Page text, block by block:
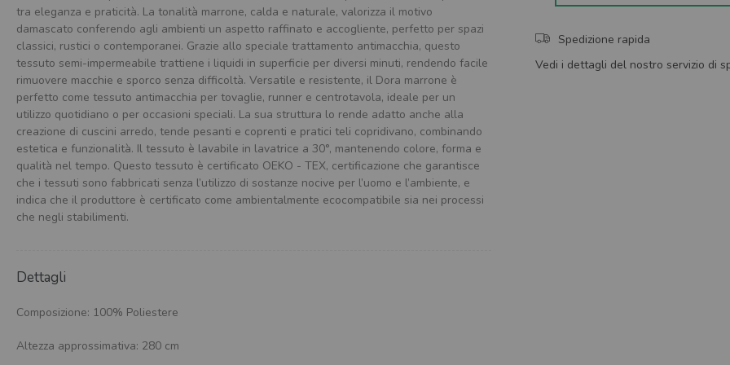
Spedizione rapida
Vedi i dettagli del nostro servizio di
tra eleganza e praticità. La tonalità marrone, calda e naturale, valorizza il motivo
damascato conferendo agli ambienti un aspetto raffinato e accogliente, perfetto per spazi
classici, rustici o contemporanei. Grazie allo speciale trattamento antimacchia, questo
tessuto semi-impermeabile trattiene i liquidi in superficie per diversi minuti, rendendo facile
rimuovere macchie e sporco senza difficoltà. Versatile e resistente, il Dora marrone è
perfetto come tessuto antimacchia per tovaglie, runner e centrotavola, ideale per un
utilizzo quotidiano o per occasioni speciali. La sua struttura lo rende adatto anche alla
creazione di cuscini arredo, tende pesanti e coprenti e pratici teli copridivano, combinando
estetica e funzionalità. Il tessuto è lavabile in lavatrice a 30°, mantenendo colore, forma e
qualità nel tempo. Questo tessuto è certificato OEKO - TEX, certificazione che garantisce
che i tessuti sono fabbricati senza l’utilizzo di sostanze nocive per l’uomo e l’ambiente, e
indica che il produttore è certificato come ambientalmente ecocompatibile sia nei processi
che negli stabilimenti.
Dettagli
Composizione: 100% Poliestere
Altezza approssimativa: 280 cm